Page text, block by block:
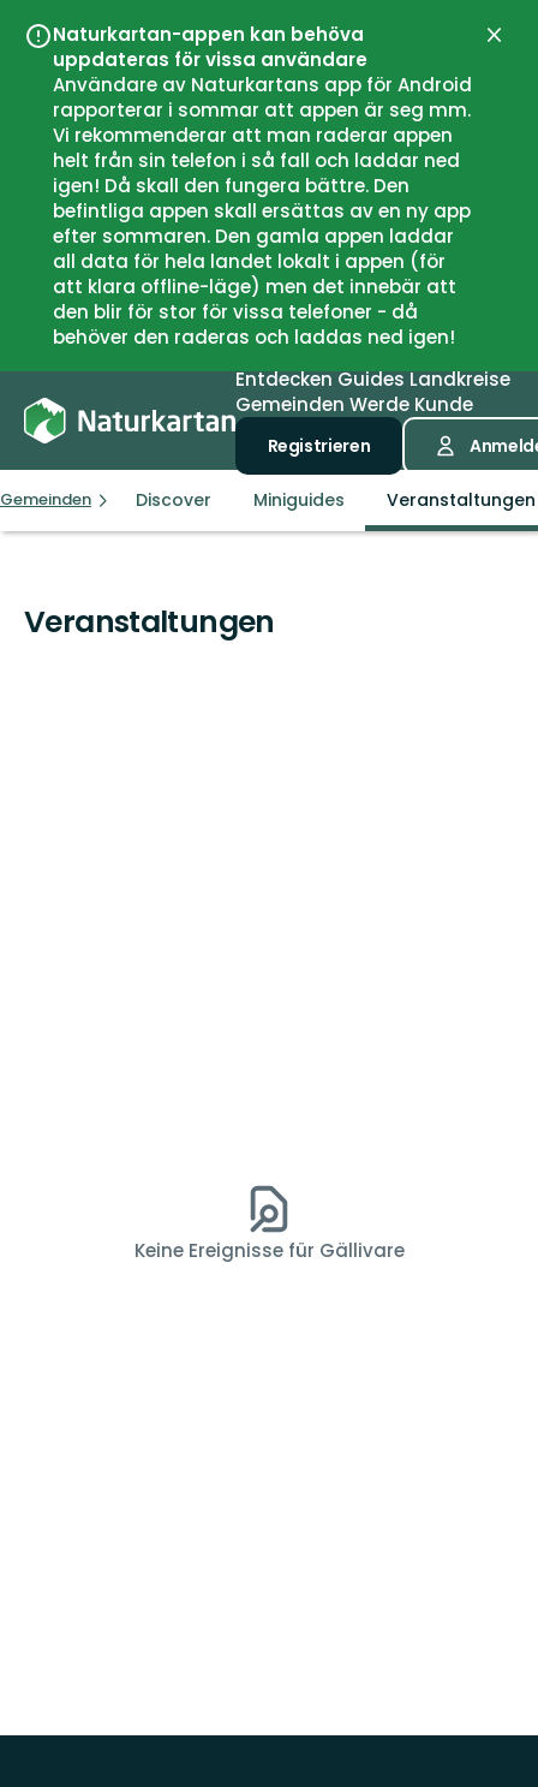
Naturkartan-appen kan behöva
uppdateras för vissa användare
Användare av Naturkartans app för Android
rapporterar i sommar att appen är seg mm.
Vi rekommenderar att man raderar appen
helt från sin telefon i så fall och laddar ned
igen! Då skall den fungera bättre. Den
befintliga appen skall ersättas av en ny app
efter sommaren. Den gamla appen laddar
all data för hela landet lokalt i appen (för
att klara offline-läge) men det innebär att
den blir för stor för vissa telefoner - då
behöver den raderas och laddas ned igen!
EntdeckenGuidesLandkreise
Gemeinden Werde Kunde
Registrieren
Gemeinden Gällivare
Discover Miniguides Veranstaltungen
Veranstaltungen
Keine Ereignisse für Gällivare